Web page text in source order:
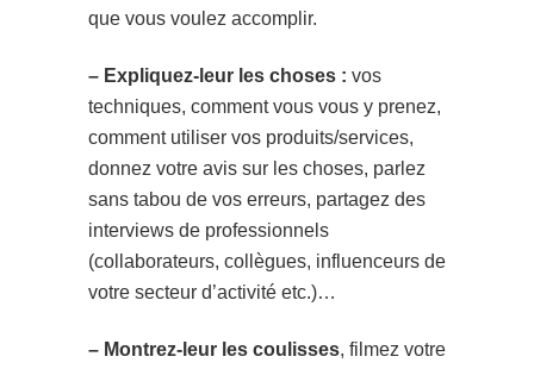
que vous voulez accomplir.
– Expliquez-leur les choses : vos
techniques, comment vous vous y prenez,
comment utiliser vos produits/services,
donnez votre avis sur les choses, parlez
sans tabou de vos erreurs, partagez des
interviews de professionnels
(collaborateurs, collègues, influenceurs de
votre secteur d’activité etc.)…
– Montrez-leur les coulisses, filmez votre